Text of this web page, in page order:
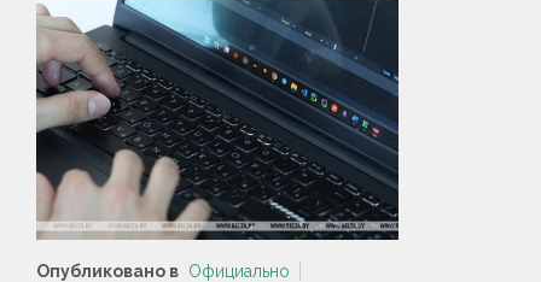
Опубликовано в Официально